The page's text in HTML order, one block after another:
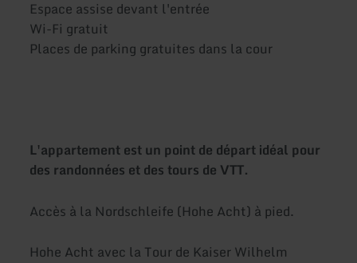
Espace assise devant l'entrée
Wi-Fi gratuit
Places de parking gratuites dans la cour
L'appartement est un point de départ idéal pour
des randonnées et des tours de VTT.
Accès à la Nordschleife (Hohe Acht) à pied.
Hohe Acht avec la Tour de Kaiser Wilhelm